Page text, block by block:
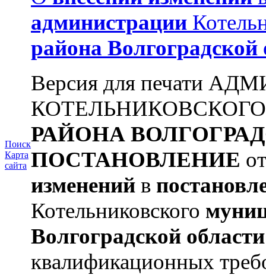
Поиск
Карта
сайта
администрации
района Волгоградской
Версия для печати
РАЙОНА
ПОСТАНОВЛЕНИЕ
изменений в
Котельниковского
Волгоградской области
квалификационных